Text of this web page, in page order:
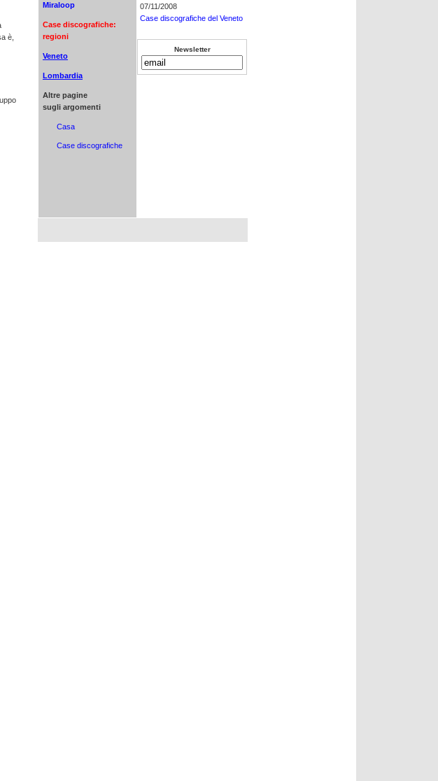
è,
Miraloop
Case discografiche:
regioni
Veneto
Lombardia
Altre pagine
sugli argomenti
Casa
Case discografiche
07/11/2008
Case discografiche del Veneto
Newsletter